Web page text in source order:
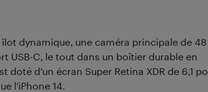
dynamique, une caméra principale de 48
USB-C, le tout dans un boîtier durable en
doté d'un écran Super Retina XDR de 6,1 po
l'iPhone 14.